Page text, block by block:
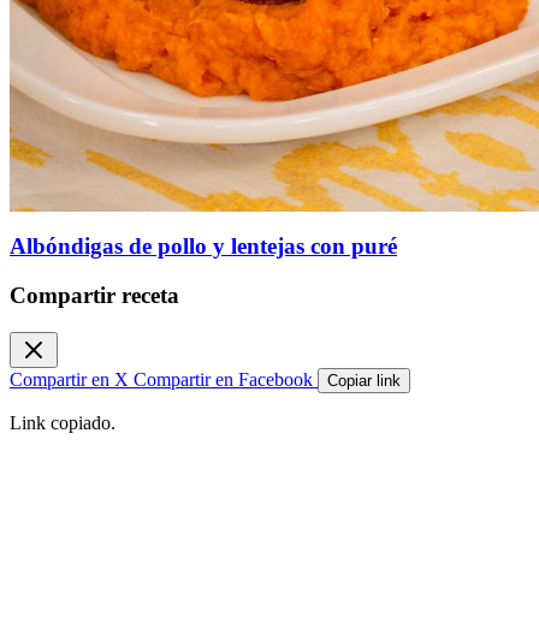
Albóndigas de pollo y lentejas con puré
Compartir receta
Compartir en X Compartir en Facebook Copiar link
Link copiado.